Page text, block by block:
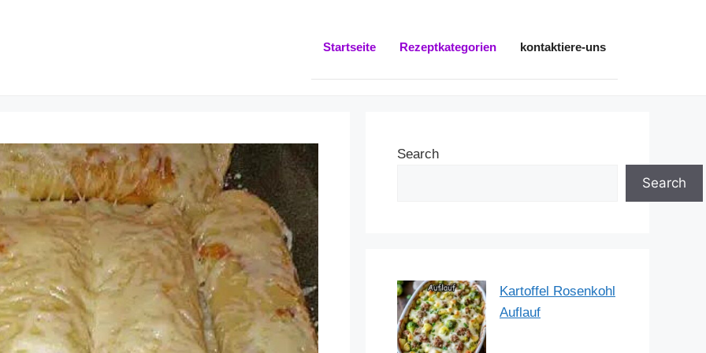
Startseite Rezeptkategorien kontaktiere-uns
Search
Search
Kartoffel Rosenkohl
Auflauf